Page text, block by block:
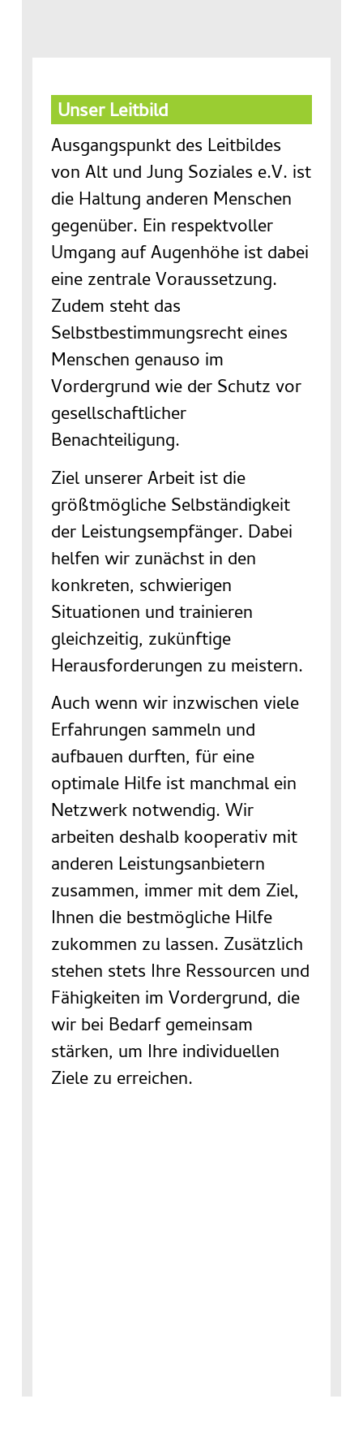
Unser Leitbild
Ausgangspunkt des Leitbildes
von Alt und Jung Soziales e.V. ist
die Haltung anderen Menschen
gegenüber. Ein respektvoller
Umgang auf Augenhöhe ist dabei
eine zentrale Voraussetzung.
Zudem steht das
Selbstbestimmungsrecht eines
Menschen genauso im
Vordergrund wie der Schutz vor
gesellschaftlicher
Benachteiligung.
Ziel unserer Arbeit ist die
größtmögliche Selbständigkeit
der Leistungsempfänger. Dabei
helfen wir zunächst in den
konkreten, schwierigen
Situationen und trainieren
gleichzeitig, zukünftige
Herausforderungen zu meistern.
Auch wenn wir inzwischen viele
Erfahrungen sammeln und
aufbauen durften, für eine
optimale Hilfe ist manchmal ein
Netzwerk notwendig. Wir
arbeiten deshalb kooperativ mit
anderen Leistungsanbietern
zusammen, immer mit dem Ziel,
Ihnen die bestmögliche Hilfe
zukommen zu lassen. Zusätzlich
stehen stets Ihre Ressourcen und
Fähigkeiten im Vordergrund, die
wir bei Bedarf gemeinsam
stärken, um Ihre individuellen
Ziele zu erreichen.